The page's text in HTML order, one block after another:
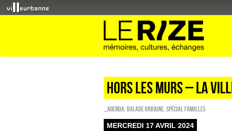
HORS LES MURS – LA
_Agenda Balade urbaine Spécial familles
MERCREDI 17 AVRIL 2024